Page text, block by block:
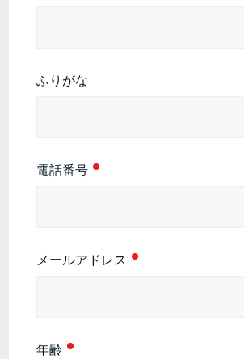
ふりがな
電話番号
メールアドレス
年齢